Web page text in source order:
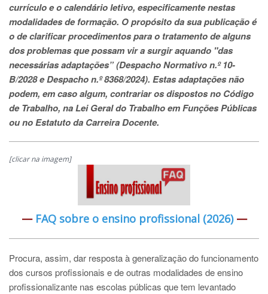
currículo e o calendário letivo, especificamente nestas
modalidades de formação. O propósito da sua publicação é
o de clarificar procedimentos para o tratamento de alguns
dos problemas que possam vir a surgir aquando "das
necessárias adaptações” (Despacho Normativo n.º 10-
B/2028 e Despacho n.º 8368/2024). Estas adaptações não
podem, em caso algum, contrariar os dispostos no Código
de Trabalho, na Lei Geral do Trabalho em Funções Públicas
ou no Estatuto da Carreira Docente.
[clicar na imagem]
—FAQ sobre o ensino profissional (2026) —
Procura, assim, dar resposta à generalização do funcionamento
dos cursos profissionais e de outras modalidades de ensino
profissionalizante nas escolas públicas que tem levantado